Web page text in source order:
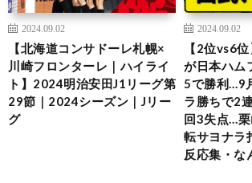
2024.09.02
【北海道コンサドーレ札幌×
川崎フロンターレ｜ハイライ
ト】2024明治安田J1リーグ第
29節｜2024シーズン｜Jリー
グ
2024.09.02
【2位vs6
が日本ハム
5で勝利…9
ラ勝ちで2
回3失点…
転サヨナラ
反応集・な